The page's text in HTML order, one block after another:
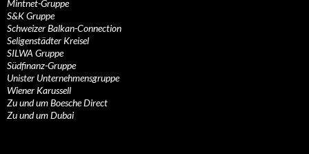
Mintnet-Gruppe
S&K Gruppe
Schweizer Balkan-Connection
Seligenstädter Kreisel
SILWA Gruppe
Südfinanz-Gruppe
Unister Unternehmensgruppe
Wiener Karussell
Zu und um Boesche Direct
Zu und um Dubai